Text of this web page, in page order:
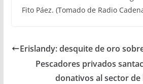
Fito Páez. (Tomado de Radio
Erislandy: desquite de oro
Pescadores privados
donativos al sector de